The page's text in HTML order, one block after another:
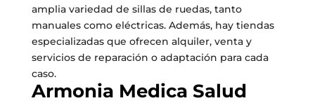
amplia variedad de sillas de ruedas, tanto
manuales como eléctricas. Además, hay tiendas
especializadas que ofrecen alquiler, venta y
servicios de reparación o adaptación para cada
caso.
Armonia Medica Salud